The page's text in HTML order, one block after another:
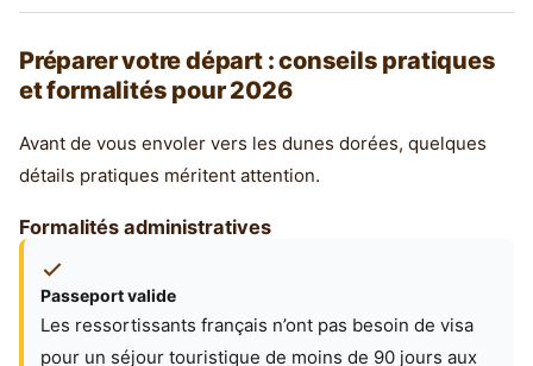
Préparer votre départ : conseils pratiques
et formalités pour 2026
Avant de vous envoler vers les dunes dorées, quelques
détails pratiques méritent attention.
Formalités administratives
Passeport valide
Les ressortissants français n’ont pas besoin de visa
pour un séjour touristique de moins de 90 jours aux